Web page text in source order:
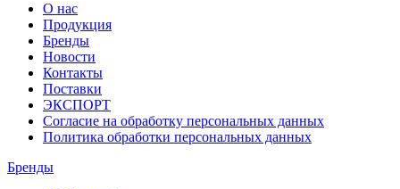
О нас
Продукция
Бренды
Новости
Контакты
Поставки
ЭКСПОРТ
Согласие на обработку персональных данных
Политика обработки персональных данных
Бренды